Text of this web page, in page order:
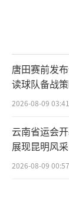
唐田赛前发
读球队备战
2026-08-09
云南省运会
展现昆明风采
2026-08-09